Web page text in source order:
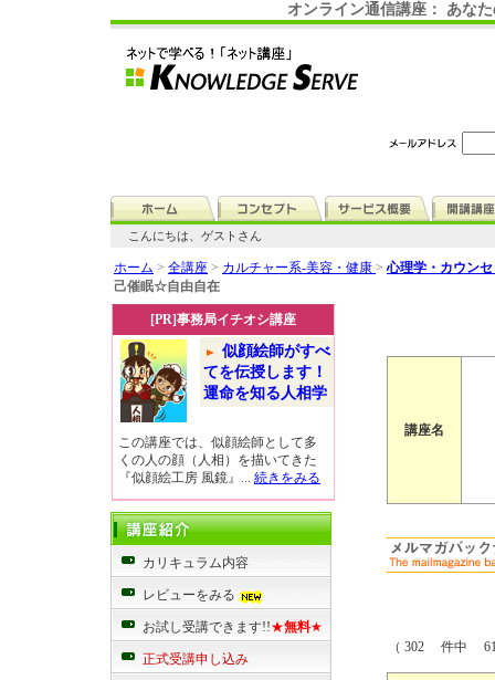
オンライン通信講座： あな
こんにちは、ゲストさん
ホーム > 全講座 > カルチャー系-美容・健康 >心理学・カウン
己催眠☆自由自在
[PR]事務局イチオシ講座
似顔絵師がすべ
てを伝授します！
運命を知る人相学
この講座では、似顔絵師として多
くの人の顔（人相）を描いてきた
『似顔絵工房 風鏡』... 続きをみる
カリキュラム内容
レビューをみる
お試し受講できます!!★無料★
正式受講申し込み
講座名
（ 302 件中